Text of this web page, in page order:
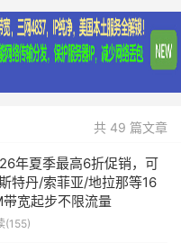
共 49 篇文章
年夏季最高6折促销，可
特丹/索菲亚/地拉那等16
宽起步不限流量
(155)